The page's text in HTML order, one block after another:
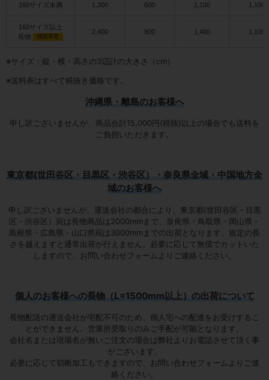
160サイズ未満 1,300 600 1,100 1,100
160サイズ以上
長物
代引不可
2,400 900 1,400 1,100
※サイズ：縦・横・高さの3辺計の大きさ（cm）
※送料表はすべて税抜き価格です。
沖縄県・離島のお客様へ
申し訳ございませんが、商品合計15,000円(税抜)以上の場合でも送料を
ご負担いただきます。
東京都(世田谷区・目黒区・渋谷区）・奈良県全域・中国地方全
域のお客様へ
申し訳ございませんが、運送会社の都合により、東京都(世田谷区・目黒
区・渋谷区）宛は長物商品は2000mmまで 、奈良県・鳥取県・岡山県・
島根県・広島県・山口県宛は3000mmまでの出荷となります 。規定の長
さを越えますと通常出荷が行えません。必要に応じて無償でカットいた
しますので、お問い合わせフォームよりご連絡ください。
個人のお客様への長物（L=1500mm以上）の出荷について
長物配送の運送会社が宅配不可のため、個人宅への配達をお受けするこ
とができません。営業所受取りのみご手配が可能となります。
会社名または現場名が無いご注文の場合は弊社よりお電話させて頂く事
がございます。
必要に応じて切断加工もできますので、お問い合わせフォームよりご連
絡ください。